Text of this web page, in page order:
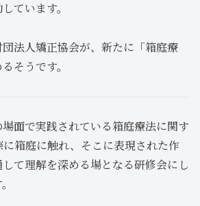
ています。
法人矯正協会が、新たに「箱庭療
そうです。
場面で実践されている箱庭療法に関す
箱庭に触れ、そこに表現された作
て理解を深める場となる研修会にし